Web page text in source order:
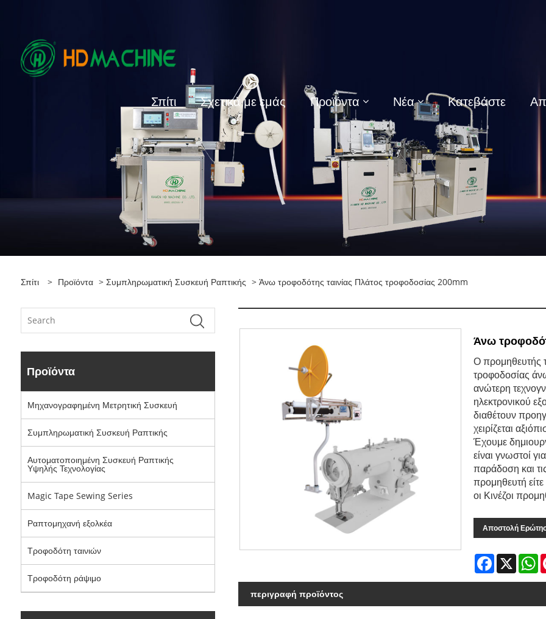
Σπίτι Σχετικά με εμάς Προϊόντα Νέα Κατεβάστε
Σπίτι > Προϊόντα > Συμπληρωματική Συσκευή Ραπτικής > Άνω τροφοδότης ταινίας Πλάτος τροφοδοσίας 200mm
Προϊόντα
Μηχανογραφημένη Μετρητική Συσκευή
Συμπληρωματική Συσκευή Ραπτικής
Αυτοματοποιημένη Συσκευή Ραπτικής
Υψηλής Τεχνολογίας
Magic Tape Sewing Series
Ραπτομηχανή εξολκέα
Τροφοδότη ταινιών
Τροφοδότη ράψιμο
Άνω
Ο προμηθευτής
τροφοδοσίας
ανώτερη
ηλεκτρονικού
διαθέτουν
χειρίζεται
Έχουμε
είναι γνωστοί
παράδοση και
προμηθευτή
οι Κινέζοι
Αποστολή
Facebook
X
περιγραφή προϊόντος